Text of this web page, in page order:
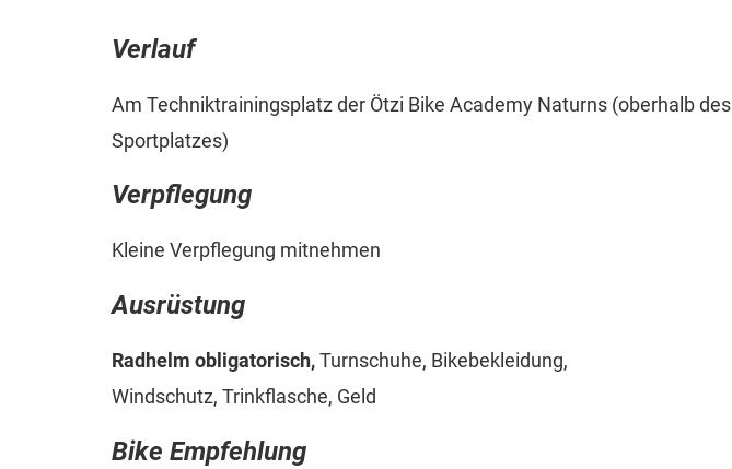
Verlauf
Am Techniktrainingsplatz der Ötzi Bike Academy Naturns (oberhalb des
Sportplatzes)
Verpflegung
Kleine Verpflegung mitnehmen
Ausrüstung
Radhelm obligatorisch,Turnschuhe, Bikebekleidung,
Windschutz, Trinkflasche, Geld
Bike Empfehlung